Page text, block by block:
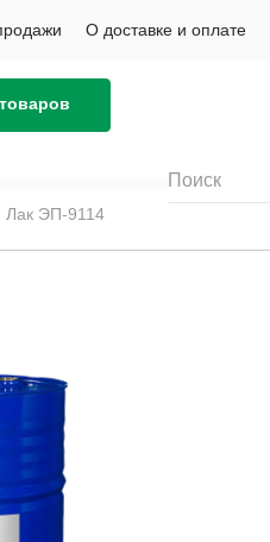
О доставке и оплате
Лак ЭП-9114